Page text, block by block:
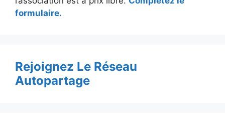
formulaire.
Rejoignez Le Réseau
Autopartage